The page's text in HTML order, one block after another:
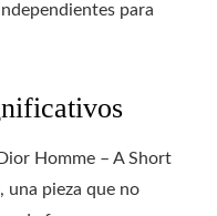
para
Homme – A Short
una pieza que no